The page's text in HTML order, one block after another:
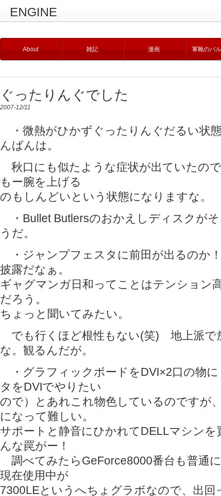
ENGINE
About 雑記 漫画 軍靴のバ
ぐったりんぐでした
2007-12/11
・微熱がひかずぐったりんぐだるい状
んばんは。
秋口にも似たような症状が出ていたの
もー腕を上げる
のもしんどいという状態になりますな。
・Bullet Butlersのおかえしディスクが
うだ。
・ジャンプフェスタに前田が出るのか
披露だなぁ。
ギャグマンガ日和ってことはテンション
だろう。
ちょっと聞いてみたい。
でも行くほど根性もない(笑) 地上派で
な。観るんだが。
・グラフィックボードをDVI×2口の物
タをDVIでやりたい
ので）とあれこれ物色しているのですが
になって難しい。
サポートと静音にひかれてDELLマシン
んな罠がー！
調べてみたらGeForce8000番台も普通
現在使用中が
7300LEというへちょグラボなので、出回